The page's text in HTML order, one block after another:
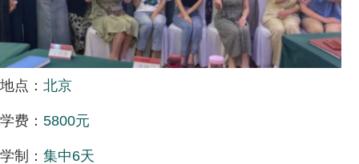
地点： 北京
学费： 5800元
学制： 集中6天